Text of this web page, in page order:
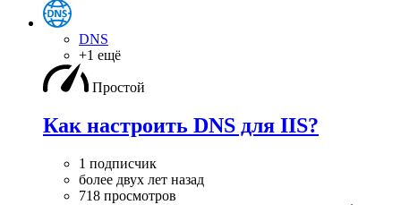
DNS
+1 ещё
Простой
Как настроить DNS для IIS?
1 подписчик
более двух лет назад
718 просмотров